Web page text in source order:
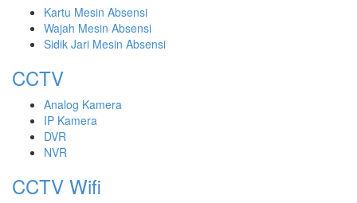
Kartu Mesin Absensi
Wajah Mesin Absensi
Sidik Jari Mesin Absensi
CCTV
Analog Kamera
IP Kamera
DVR
NVR
CCTV Wifi